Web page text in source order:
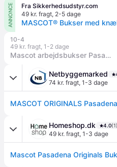
ANNONCE
Fra Sikkerhedsudstyr.com
49 kr. fragt, 2-5 dage
10-4
49 kr. fragt, 1-2 dage
Mascot arbejdsbukser Pasadena 82C58 sort 07479-330-09
Netbyggemarked
74 kr. fragt, 1-3 dage
Homeshop.dk 4.0(1)
49 kr. fragt, 1-3 dage